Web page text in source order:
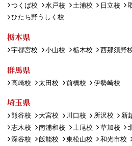
つくば校 水戸校 土浦校 日立校
ひたち野うしく校
栃木県
宇都宮校 小山校 栃木校 西那須野
群馬県
高崎校 太田校 前橋校 伊勢崎校
埼玉県
熊谷校 大宮校 川口校 所沢校 新
志木校
南浦和校 上尾校 草加校
深谷校
飯能校 東松山校 和光市校